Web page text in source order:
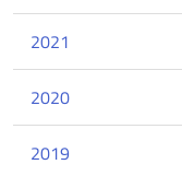
2021
2020
2019